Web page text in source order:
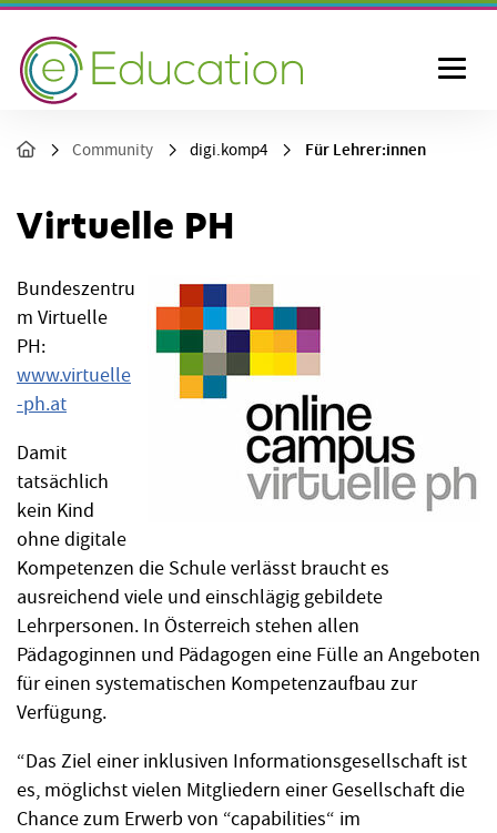
Community digi.komp4 Für Lehrer:innen
Virtuelle PH
Bundeszentru
m Virtuelle
PH:
www.virtuelle
-ph.at
Damit
tatsächlich
kein Kind
ohne digitale
Kompetenzen die Schule verlässt braucht es
ausreichend viele und einschlägig gebildete
Lehrpersonen. In Österreich stehen allen
Pädagoginnen und Pädagogen eine Fülle an Angeboten
für einen systematischen Kompetenzaufbau zur
Verfügung.
“Das Ziel einer inklusiven Informationsgesellschaft ist
es, möglichst vielen Mitgliedern einer Gesellschaft die
Chance zum Erwerb von “capabilities“ im